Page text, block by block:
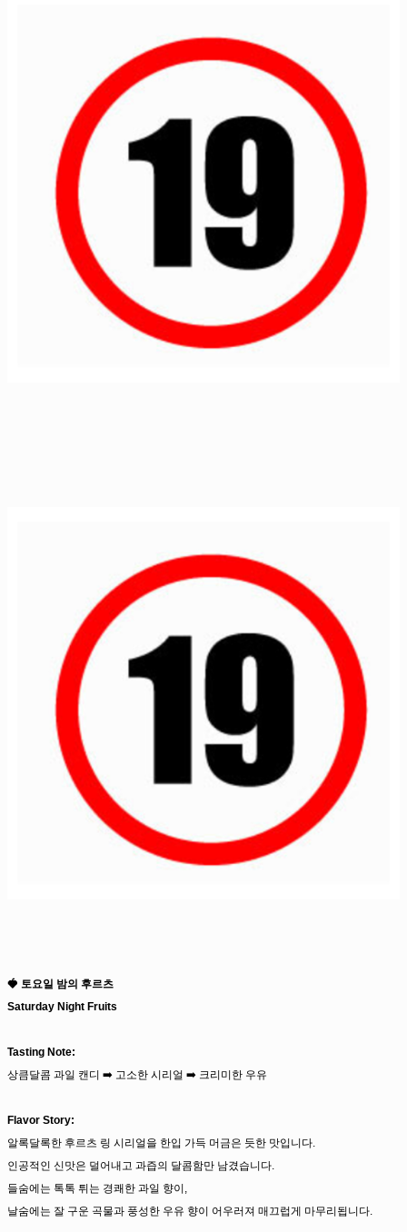
🍓 토요일 밤의 후르츠
Saturday Night Fruits
Tasting Note:
상큼달콤 과일 캔디 ➡️ 고소한 시리얼 ➡️ 크리미한 우유
Flavor Story:
알록달록한 후르츠 링 시리얼을 한입 가득 머금은 듯한 맛입니다.
인공적인 신맛은 덜어내고 과즙의 달콤함만 남겼습니다.
들숨에는 톡톡 튀는 경쾌한 과일 향이,
날숨에는 잘 구운 곡물과 풍성한 우유 향이 어우러져 매끄럽게 마무리됩니다.